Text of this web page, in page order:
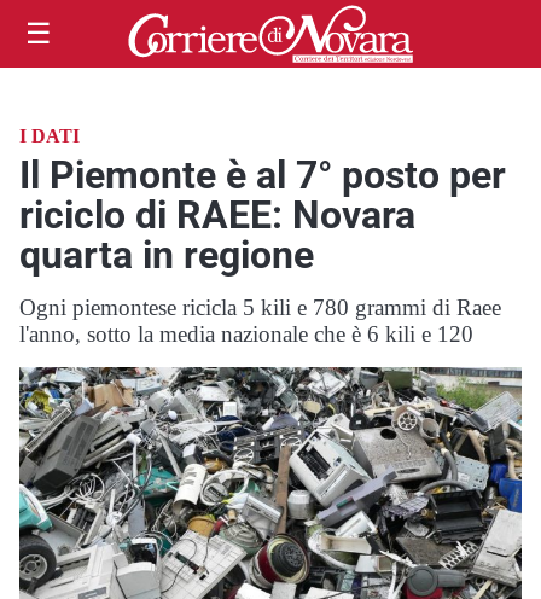
☰
I DATI
Il Piemonte è al 7° posto per
riciclo di RAEE: Novara
quarta in regione
Ogni piemontese ricicla 5 kili e 780 grammi di Raee
l'anno, sotto la media nazionale che è 6 kili e 120